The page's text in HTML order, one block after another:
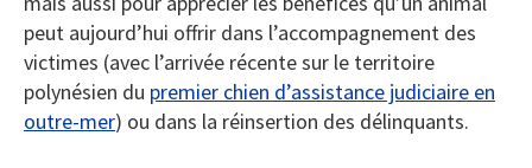
peut aujourd’hui offrir dans l’accompagnement des
victimes (avec l’arrivée récente sur le territoire
polynésien du premier chien d’assistance judiciaire en
outre-mer) ou dans la réinsertion des délinquants.